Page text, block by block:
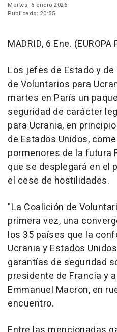
Martes, 6 enero 2026
Publicado: 20:55
MADRID, 6 Ene. (EUROPA
Los jefes de Estado y
de Voluntarios para
martes en París un
seguridad de carácter
para Ucrania, en
de Estados Unidos,
pormenores de la futura
que se desplegará en el
el cese de hostilidades.
"La Coalición de
primera vez, una
los 35 países que la
Ucrania y Estados
garantías de seguridad
presidente de Francia y
Emmanuel Macron, en
encuentro.